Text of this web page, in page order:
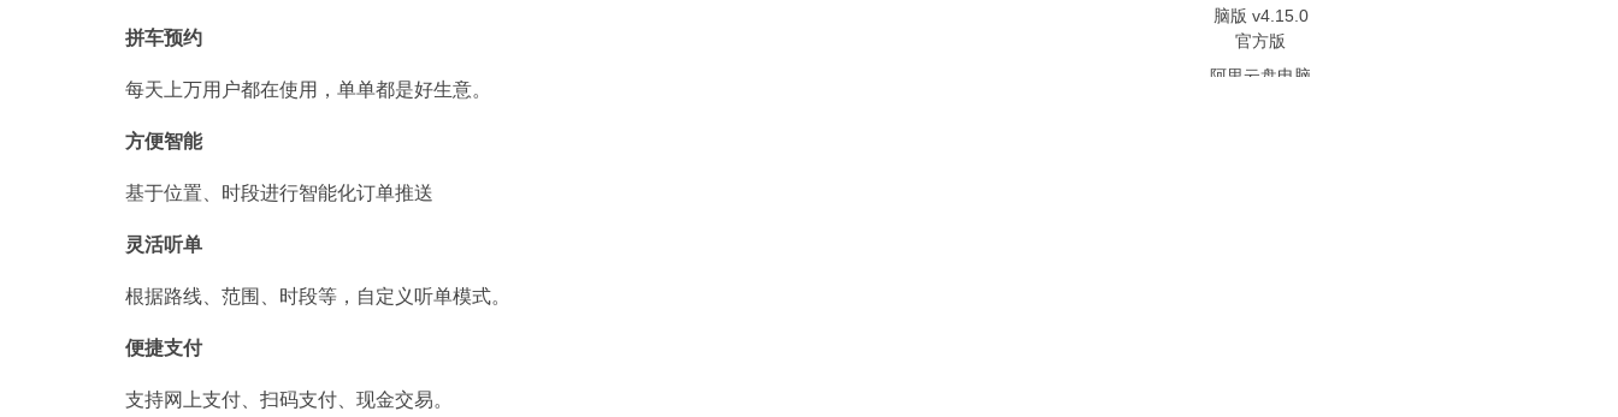
拼车预约
每天上万用户都在使用，单单都是好生意。
方便智能
基于位置、时段进行智能化订单推送
灵活听单
根据路线、范围、时段等，自定义听单模式。
便捷支付
支持网上支付、扫码支付、现金交易。
阿里云盘电脑